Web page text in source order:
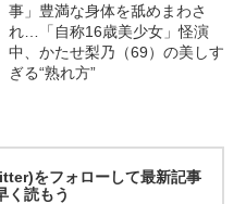
事」豊満な身体を舐めまわさ
れ…「自称16歳美少女」怪演
中、かたせ梨乃（69）の美しす
ぎる“熟れ方”
をフォローして最新記事
く読もう